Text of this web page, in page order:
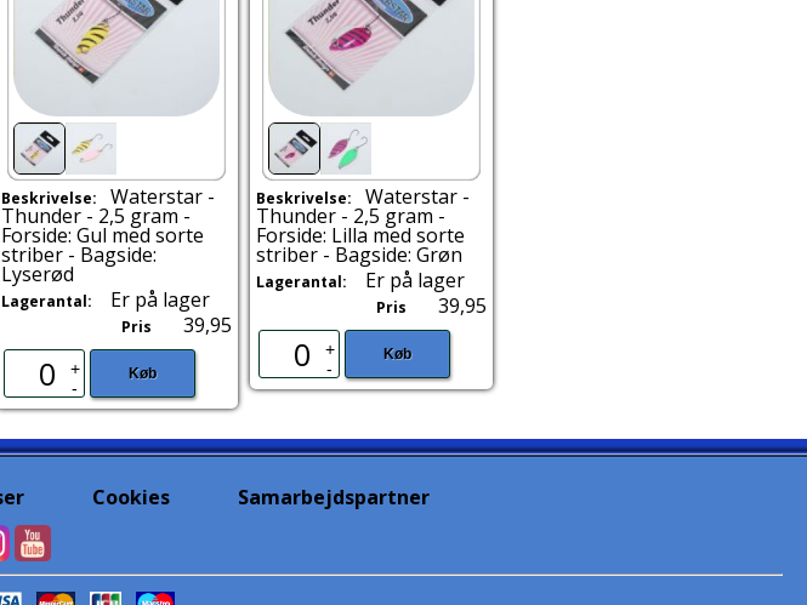
Beskrivelse: Waterstar -
Thunder - 2,5 gram -
Forside: Gul med sorte
striber - Bagside:
Lyserød
Lagerantal: Er på lager
Pris 39,95
+
-
Køb
Beskrivelse: Waterstar -
Thunder - 2,5 gram -
Forside: Lilla med sorte
striber - Bagside: Grøn
Lagerantal: Er på lager
Pris 39,95
+
-
Køb
Cookies Samarbejdspartner